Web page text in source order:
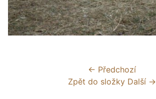
← Předchozí
Zpět do složky Další →